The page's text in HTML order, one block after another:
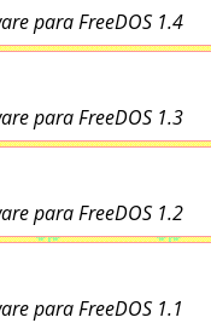
para FreeDOS 1.4
para FreeDOS 1.3
para FreeDOS 1.2
para FreeDOS 1.1